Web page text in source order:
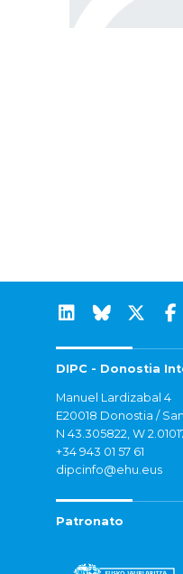
DIPC - Donostia
Manuel Lardizabal 4
E20018 Donostia /
N 43.305822, W
+34 943 01 57 61
dipcinfo@ehu.eus
Patronato